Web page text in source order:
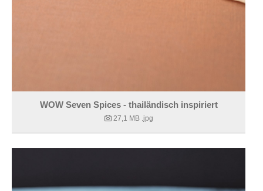
WOW Seven Spices - thailändisch inspiriert
27,1 MB .jpg